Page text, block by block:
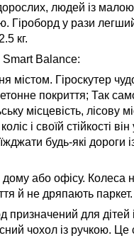
дорослих, людей із
Гіроборд у рази
кг.
Smart Balance:
містом. Гіроскутер
покриття; Так
місцевість, лісову
і своїй стійкості
будь-які дороги
дому або офісу. Колеса
й не дряпають паркет.
призначений для дітей і
чохол із ручкою.